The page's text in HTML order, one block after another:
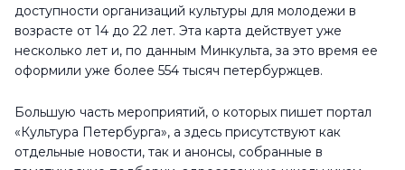
доступности организаций культуры для молодежи в
возрасте от 14 до 22 лет. Эта карта действует уже
несколько лет и, по данным Минкульта, за это время ее
оформили уже более 554 тысяч петербуржцев.
Большую часть мероприятий, о которых пишет портал
«Культура Петербурга», а здесь присутствуют как
отдельные новости, так и анонсы, собранные в